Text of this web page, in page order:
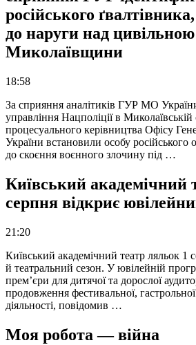
російського
до наруги над цивільною
Миколаївщини
18:58
За сприяння аналітиків ГУР МО
управління Нацполіції в Миколаївській
процесуального керівництва Офісу
України встановили особу російського
до скоєння воєнного злочину під …
Київський академічний
серпня відкриє
21:20
Київський академічний театр ляльок 1
й театральний сезон. У ювілейній
прем’єри для дитячої та дорослої
продовження фестивальної,
діяльності, повідомив …
Моя робота — війна